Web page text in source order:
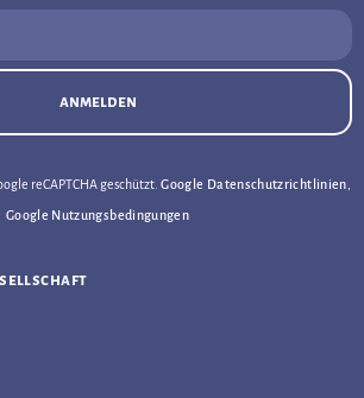
anmelden
reCAPTCHA geschützt.Google Datenschutzrichtlinien
Google Nutzungsbedingungen